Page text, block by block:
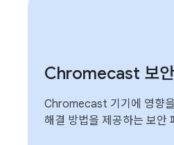
Chromecast 보
Chromecast 기기에 영향
해결 방법을 제공하는 보안